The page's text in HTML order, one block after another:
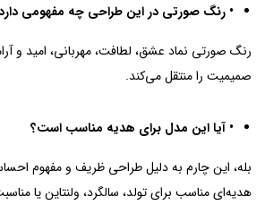
• رنگ صورتی در این طراحی چه مفهومی
رنگ صورتی نماد عشق، لطافت، مهربانی، امید
صمیمیت را منتقل می‌کند.
• آیا این مدل برای هدیه مناسب است؟
بله، این چارم به دلیل طراحی ظریف و مفهوم
هدیه‌ای مناسب برای تولد، سالگرد، ولنتاین یا